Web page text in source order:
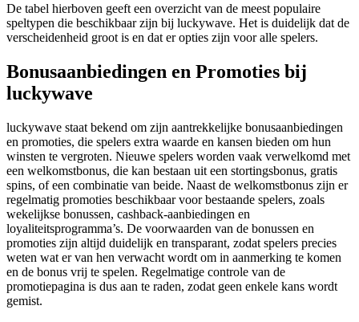
De tabel hierboven geeft een overzicht van de meest populaire
speltypen die beschikbaar zijn bij luckywave. Het is duidelijk dat de
verscheidenheid groot is en dat er opties zijn voor alle spelers.
Bonusaanbiedingen en Promoties bij
luckywave
luckywave staat bekend om zijn aantrekkelijke bonusaanbiedingen
en promoties, die spelers extra waarde en kansen bieden om hun
winsten te vergroten. Nieuwe spelers worden vaak verwelkomd met
een welkomstbonus, die kan bestaan uit een stortingsbonus, gratis
spins, of een combinatie van beide. Naast de welkomstbonus zijn er
regelmatig promoties beschikbaar voor bestaande spelers, zoals
wekelijkse bonussen, cashback-aanbiedingen en
loyaliteitsprogramma’s. De voorwaarden van de bonussen en
promoties zijn altijd duidelijk en transparant, zodat spelers precies
weten wat er van hen verwacht wordt om in aanmerking te komen
en de bonus vrij te spelen. Regelmatige controle van de
promotiepagina is dus aan te raden, zodat geen enkele kans wordt
gemist.